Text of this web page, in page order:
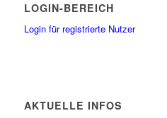
LOGIN-BEREICH
Login für registrierte Nutzer
AKTUELLE INFOS